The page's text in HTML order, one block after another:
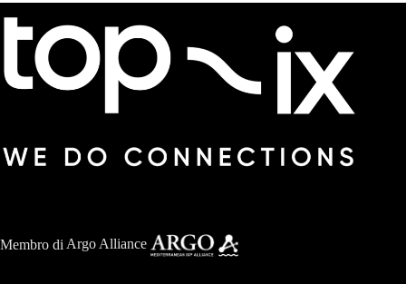
Membro di Argo Alliance